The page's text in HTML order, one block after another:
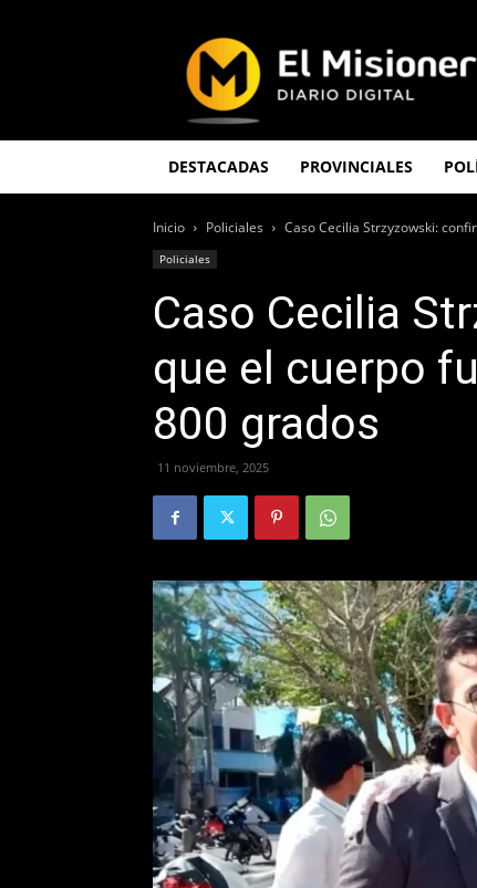
Misionero
DESTACADAS PROVINCIALES
Inicio Policiales Caso Cecilia Strzyzowski:
Policiales
Caso Cecilia
que el cuerpo
800 grados
11 noviembre, 2025